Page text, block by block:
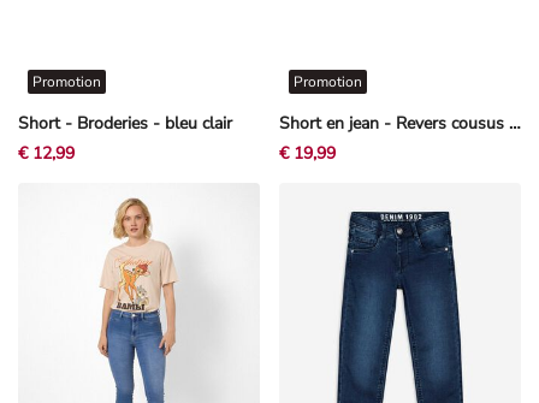
Short - Broderies - bleu clair
Promotion
€ 12,99
Short en jean - Revers cousus au bas des jambes - Bleu
Promotion
€ 19,99